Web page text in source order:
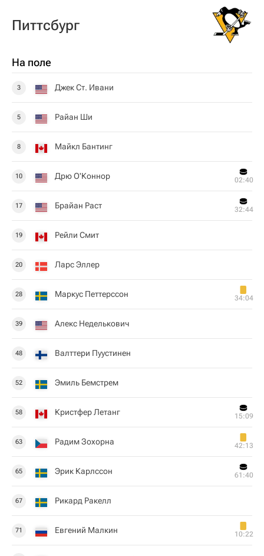
Питтсбург
На поле
3 Джек Ст. Ивани
5 Райан Ши
8 Майкл Бантинг
10 Дрю О'Коннор 02:40
17 Брайан Раст 32:44
19 Рейли Смит
20 Ларс Эллер
28 Маркус Петтерссон 34:04
39 Алекс Неделькович
48 Валттери Пуустинен
52 Эмиль Бемстрем
58 Кристфер Летанг 15:09
63 Радим Зохорна 42:13
65 Эрик Карлссон 61:40
67 Рикард Ракелл
71 Евгений Малкин 10:22